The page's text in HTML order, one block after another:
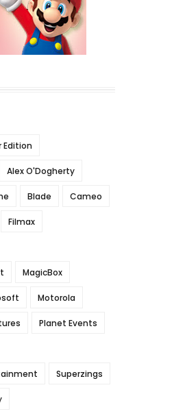
Edition
Alex O'Dogherty
Blade Cameo
Filmax
MagicBox
Motorola
Planet Events
Superzings